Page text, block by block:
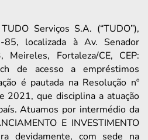
Serviços S.A. (“TUDO”),
85, localizada à Av. Senador
Fortaleza/CE, CEP:
de acesso a empréstimos
é pautada na Resolução nº
que disciplina a atuação
Atuamos por intermédio da
E INVESTIMENTO
devidamente, com sede na